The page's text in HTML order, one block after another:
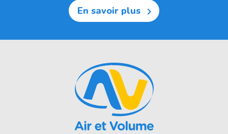
En savoir plus 